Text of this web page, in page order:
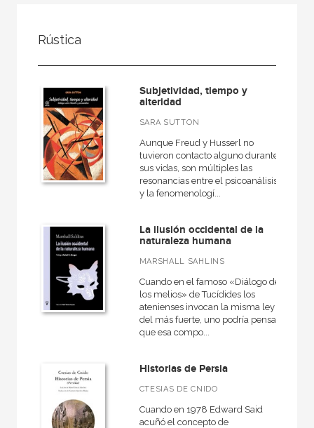
Ciencias humanas y sociales
Antropología
MATERIAS
Historia de la antropología
Antropología social
NUESTRAS COLECCIONES
Arqueología
Arte en contexto
Atlas Akal
Rústica
Subjetividad, tiempo y
alteridad
SARA SUTTON
Aunque Freud y Husserl no
tuvieron contacto alguno durante
sus vidas, son múltiples las
resonancias entre el psicoanálisis
y la fenomenologí...
La ilusión occidental de la
naturaleza humana
MARSHALL SAHLINS
Cuando en el famoso «Diálogo de
los melios» de Tucídides los
atenienses invocan la misma ley
del más fuerte, uno podría pensar
que esa compo...
Historias de Persia
CTESIAS DE CNIDO
Cuando en 1978 Edward Said
acuñó el concepto de